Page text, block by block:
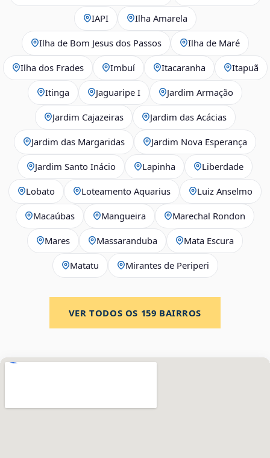
IAPI Ilha Amarela
Ilha de Bom Jesus dos Passos Ilha de Maré
Ilha dos Frades Imbuí Itacaranha Itapuã
Itinga Jaguaripe I Jardim Armação
Jardim Cajazeiras Jardim das Acácias
Jardim das Margaridas Jardim Nova Esperança
Jardim Santo Inácio Lapinha Liberdade
Lobato Loteamento Aquarius Luiz Anselmo
Macaúbas Mangueira Marechal Rondon
Mares Massaranduba Mata Escura
Matatu Mirantes de Periperi
VER TODOS OS 159 BAIRROS